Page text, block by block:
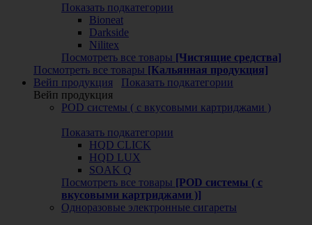
Показать подкатегории
Bioneat
Darkside
Nilitex
Посмотреть все товары [Чистящие средства]
Посмотреть все товары [Кальянная продукция]
Вейп продукция
Показать подкатегории
Вейп продукция
POD системы ( с вкусовыми картриджами )
Показать подкатегории
HQD CLICK
HQD LUX
SOAK Q
Посмотреть все товары [POD системы ( с
вкусовыми картриджами )]
Одноразовые электронные сигареты